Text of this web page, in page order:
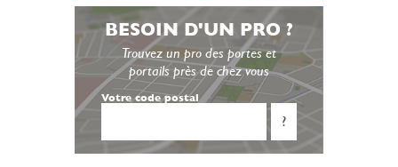
BESOIN D'UN PRO ?
Trouvez un pro des portes et
portails près de chez vous
Votre code postal
?